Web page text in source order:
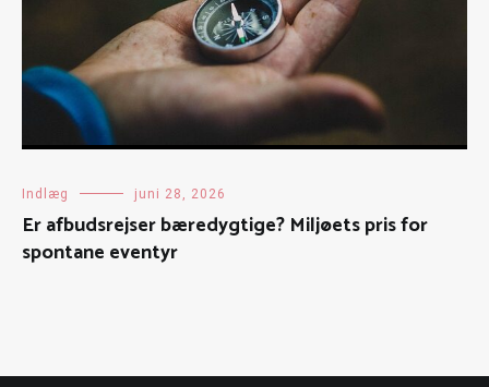
Indlæg juni 28, 2026
Er afbudsrejser bæredygtige? Miljøets pris for
spontane eventyr